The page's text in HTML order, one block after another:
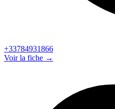
+33784931866
Voir la fiche →